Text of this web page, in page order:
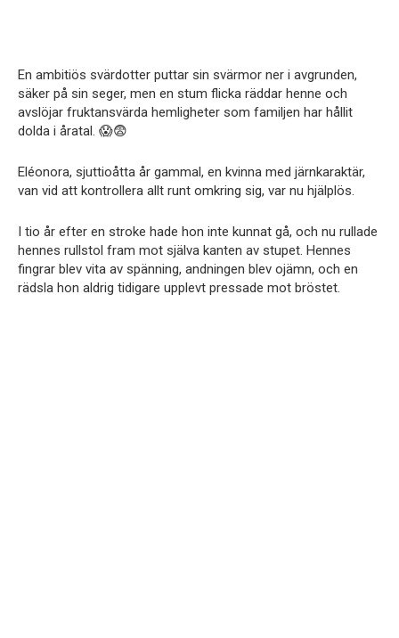
En ambitiös svärdotter puttar sin svärmor ner i avgrunden,
säker på sin seger, men en stum flicka räddar henne och
avslöjar fruktansvärda hemligheter som familjen har hållit
dolda i åratal. 😱😨
Eléonora, sjuttioåtta år gammal, en kvinna med järnkaraktär,
van vid att kontrollera allt runt omkring sig, var nu hjälplös.
I tio år efter en stroke hade hon inte kunnat gå, och nu rullade
hennes rullstol fram mot själva kanten av stupet. Hennes
fingrar blev vita av spänning, andningen blev ojämn, och en
rädsla hon aldrig tidigare upplevt pressade mot bröstet.